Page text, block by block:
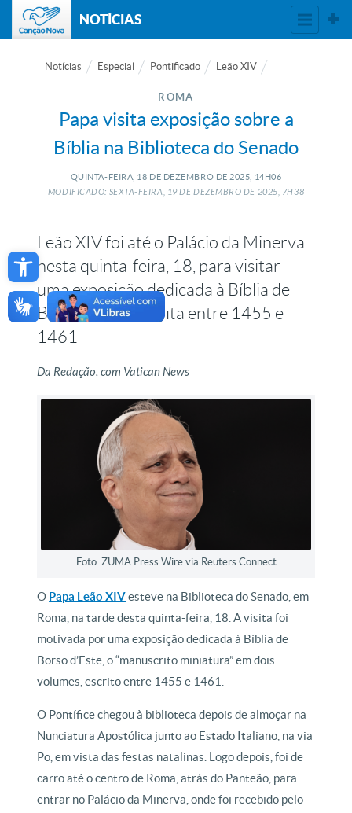
Open toolbar
NOTÍCIAS
Notícias Especial Pontificado Leão XIV
ROMA
Papa visita exposição sobre a
Bíblia na Biblioteca do Senado
QUINTA-FEIRA, 18 DE DEZEMBRO DE 2025, 14H06
MODIFICADO: SEXTA-FEIRA, 19DE DEZEMBRO DE 2025, 7H38
Leão XIV foi até o Palácio da Minerva
nesta quinta-feira, 18, para visitar
uma exposição dedicada à Bíblia de
Borso d’Este, escrita entre 1455 e
1461
Da Redação, com Vatican News
Foto: ZUMA Press Wire via Reuters Connect
O Papa Leão XIVesteve na Biblioteca do Senado, em
Roma, na tarde desta quinta-feira, 18. A visita foi
motivada por uma exposição dedicada à Bíblia de
Borso d’Este, o “manuscrito miniatura” em dois
volumes, escrito entre 1455 e 1461.
O Pontífice chegou à biblioteca depois de almoçar na
Nunciatura Apostólica junto ao Estado Italiano, na via
Po, em vista das festas natalinas. Logo depois, foi de
carro até o centro de Roma, atrás do Panteão, para
entrar no Palácio da Minerva, onde foi recebido pelo